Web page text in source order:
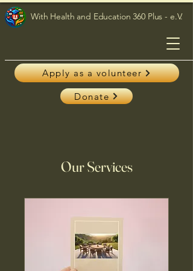
With Health and Education 360 Plus - e.V.
Apply as a volunteer
Donate
Our Services